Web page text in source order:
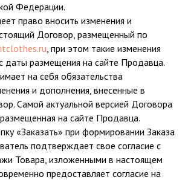
Федерации.
право вносить изменения и
Договор, размещенный по
, при этом такие изменения
даты размещения на сайте Продавца.
на себя обязательства
и дополнения, внесенные в
Самой актуальной версией Договора
размещенная на сайте Продавца.
«Заказать» при формировании Заказа
подтверждает свое согласие с
Товара, изложенными в настоящем
предоставляет согласие на